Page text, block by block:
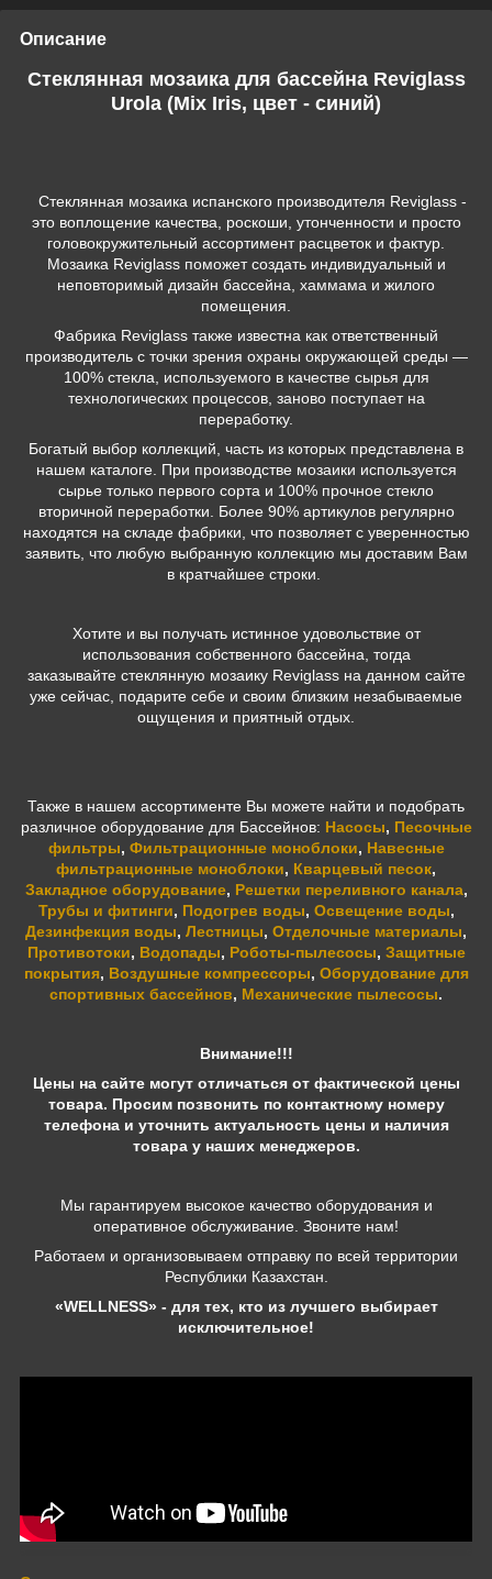
Описание
Стеклянная мозаика для бассейна Reviglass
Urola (Mix Iris, цвет - синий)
Стеклянная мозаика испанского производителя Reviglass -
это воплощение качества, роскоши, утонченности и просто
головокружительный ассортимент расцветок и фактур.
Мозаика Reviglass поможет создать индивидуальный и
неповторимый дизайн бассейна, хаммама и жилого
помещения.
Фабрика Reviglass также известна как ответственный
производитель с точки зрения охраны окружающей среды —
100% стекла, используемого в качестве сырья для
технологических процессов, заново поступает на
переработку.
Богатый выбор коллекций, часть из которых представлена в
нашем каталоге. При производстве мозаики используется
сырье только первого сорта и 100% прочное стекло
вторичной переработки. Более 90% артикулов регулярно
находятся на складе фабрики, что позволяет с уверенностью
заявить, что любую выбранную коллекцию мы доставим Вам
в кратчайшее строки.
Хотите и вы получать истинное удовольствие от
использования собственного бассейна, тогда
заказывайте стеклянную мозаику Reviglass на данном сайте
уже сейчас, подарите себе и своим близким незабываемые
ощущения и приятный отдых.
Также в нашем ассортименте Вы можете найти и подобрать
различное оборудование для Бассейнов: Насосы, Песочные
фильтры, Фильтрационные моноблоки, Навесные
фильтрационные моноблоки, Кварцевый песок,
Закладное оборудование, Решетки переливного канала,
Трубы и фитинги, Подогрев воды, Освещение воды,
Дезинфекция воды, Лестницы, Отделочные материалы,
Противотоки, Водопады, Роботы-пылесосы, Защитные
покрытия, Воздушные компрессоры, Оборудование для
спортивных бассейнов, Механические пылесосы.
Внимание!!!
Цены на сайте могут отличаться от фактической цены
товара. Просим позвонить по контактному номеру
телефона и уточнить актуальность цены и наличия
товара у наших менеджеров.
Мы гарантируем высокое качество оборудования и
оперативное обслуживание. Звоните нам!
Работаем и организовываем отправку по всей территории
Республики Казахстан.
«WELLNESS» - для тех, кто из лучшего выбирает
исключительное!